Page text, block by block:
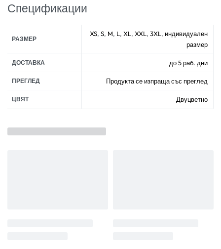
Спецификации
РАЗМЕР
XS, S, M, L, XL, XXL, 3XL, индивидуален
размер
ДОСТАВКА до 5 раб. дни
ПРЕГЛЕД Продукта се изпраща със преглед
ЦВЯТ Двуцветно